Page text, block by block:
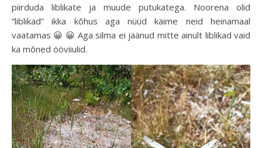
piirduda liblikate ja muude putukatega. Noorena olid
“liblikad” ikka kõhus aga nüüd käime neid heinamaal
vaatamas 😀 😀 Aga silma ei jäänud mitte ainult liblikad vaid
ka mõned ööviiulid.